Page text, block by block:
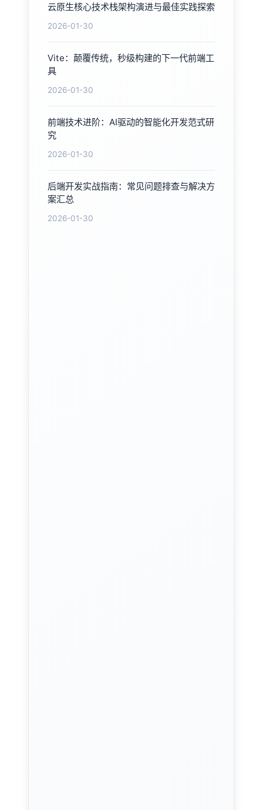
云原生核心技术栈架构演进与最佳实践探索
2026-01-30
Vite：颠覆传统，秒级构建的下一代前端工
具
2026-01-30
前端技术进阶：AI驱动的智能化开发范式研
究
2026-01-30
后端开发实战指南：常见问题排查与解决方
案汇总
2026-01-30